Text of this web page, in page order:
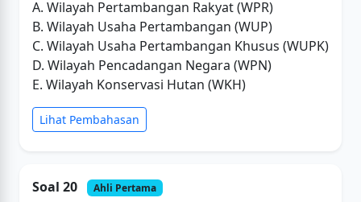
A. Wilayah Pertambangan Rakyat (WPR)
B. Wilayah Usaha Pertambangan (WUP)
C. Wilayah Usaha Pertambangan Khusus (WUPK)
D. Wilayah Pencadangan Negara (WPN)
E. Wilayah Konservasi Hutan (WKH)
Lihat Pembahasan
Soal 20 Ahli Pertama